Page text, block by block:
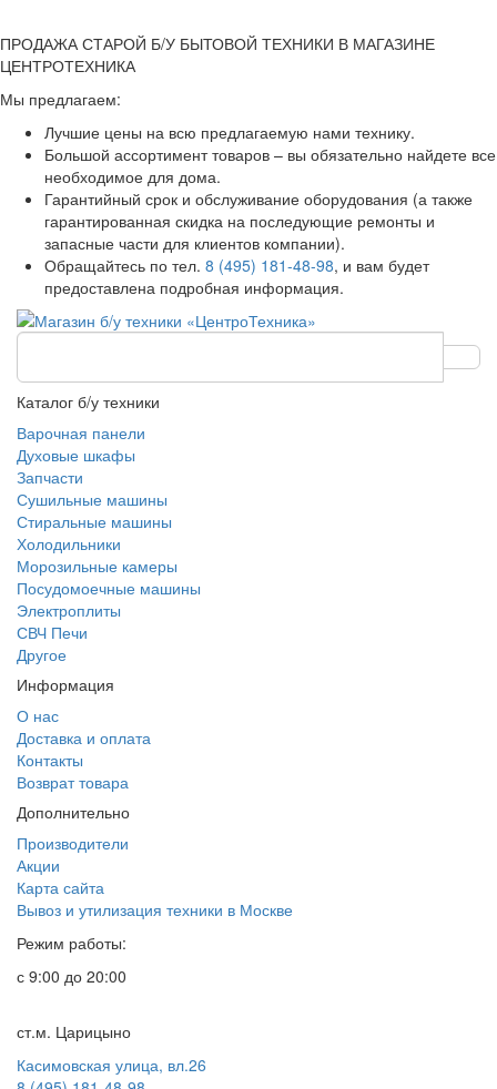
ПРОДАЖА СТАРОЙ Б/У БЫТОВОЙ ТЕХНИКИ В МАГАЗИНЕ
ЦЕНТРОТЕХНИКА
Мы предлагаем:
Лучшие цены на всю предлагаемую нами технику.
Большой ассортимент товаров – вы обязательно найдете все
необходимое для дома.
Гарантийный срок и обслуживание оборудования (а также
гарантированная скидка на последующие ремонты и
запасные части для клиентов компании).
Обращайтесь по тел. 8 (495) 181-48-98, и вам будет
предоставлена подробная информация.
Каталог б/у техники
Варочная панели
Духовые шкафы
Запчасти
Сушильные машины
Стиральные машины
Холодильники
Морозильные камеры
Посудомоечные машины
Электроплиты
СВЧ Печи
Другое
Информация
О нас
Доставка и оплата
Контакты
Возврат товара
Дополнительно
Производители
Акции
Карта сайта
Вывоз и утилизация техники в Москве
Режим работы:
с 9:00 до 20:00
ст.м. Царицыно
Касимовская улица, вл.26